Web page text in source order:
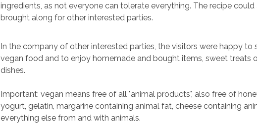
ingredients, as not everyone can tolerate everything. The recipe could
brought along for other interested parties.
In the company of other interested parties, the visitors were happy to
vegan food and to enjoy homemade and bought items, sweet treats
dishes.
Important: vegan means free of all "animal products", also free of
yogurt, gelatin, margarine containing animal fat, cheese containing
everything else from and with animals.